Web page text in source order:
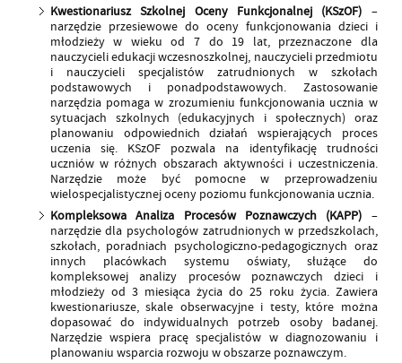
Kwestionariusz Szkolnej Oceny Funkcjonalnej (KSzOF) –
narzędzie przesiewowe do oceny funkcjonowania dzieci i
młodzieży w wieku od 7 do 19 lat, przeznaczone dla
nauczycieli edukacji wczesnoszkolnej, nauczycieli przedmiotu
i nauczycieli specjalistów zatrudnionych w szkołach
podstawowych i ponadpodstawowych. Zastosowanie
narzędzia pomaga w zrozumieniu funkcjonowania ucznia w
sytuacjach szkolnych (edukacyjnych i społecznych) oraz
planowaniu odpowiednich działań wspierających proces
uczenia się. KSzOF pozwala na identyfikację trudności
uczniów w różnych obszarach aktywności i uczestniczenia.
Narzędzie może być pomocne w przeprowadzeniu
wielospecjalistycznej oceny poziomu funkcjonowania ucznia.
Kompleksowa Analiza Procesów Poznawczych (KAPP) –
narzędzie dla psychologów zatrudnionych w przedszkolach,
szkołach, poradniach psychologiczno-pedagogicznych oraz
innych placówkach systemu oświaty, służące do
kompleksowej analizy procesów poznawczych dzieci i
młodzieży od 3 miesiąca życia do 25 roku życia. Zawiera
kwestionariusze, skale obserwacyjne i testy, które można
dopasować do indywidualnych potrzeb osoby badanej.
Narzędzie wspiera pracę specjalistów w diagnozowaniu i
planowaniu wsparcia rozwoju w obszarze poznawczym.